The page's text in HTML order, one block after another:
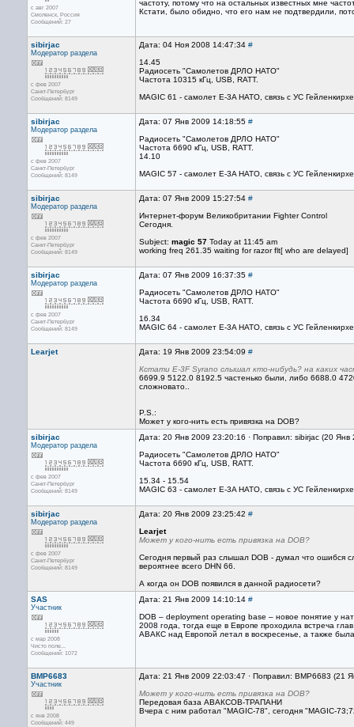
с авг 2007
Смоленск, Россия
Сообщений: 27
частоту, потому что на остальных известных мне
Кстати, было обидно, что его нам не подтвердили,
sibirjac
Модератор раздела
с фев 2007
Санкт-Петербург
Сообщений: 8149
Дата: 04 Ноя 2008 14:47:34 #
14.45
Радиосеть "Самолетов ДРЛО НАТО"
Частота 10315 кГц, USB, RATT.
MAGIC 61 - самолет E-3A НАТО, связь с УС
sibirjac
Модератор раздела
с фев 2007
Санкт-Петербург
Сообщений: 8149
Дата: 07 Янв 2009 14:18:55 #
Радиосеть "Самолетов ДРЛО НАТО"
Частота 6690 кГц, USB, RATT.
14.10
MAGIC 57 - самолет E-3A НАТО, связь с УС
sibirjac
Модератор раздела
с фев 2007
Санкт-Петербург
Сообщений: 8149
Дата: 07 Янв 2009 15:27:54 #
Интернет-форум Великобритании Fighter Control
Сегодня.
Subject: magic 57 Today at 11:45 am
working freq 261.35 waiting for razor flt[ who are delayed]
sibirjac
Модератор раздела
с фев 2007
Санкт-Петербург
Сообщений: 8149
Дата: 07 Янв 2009 16:37:35 #
Радиосеть "Самолетов ДРЛО НАТО"
Частота 6690 кГц, USB, RATT.
16.34
MAGIC 64 - самолет E-3A НАТО, связь с УС
Learjet Дата: 19 Янв 2009 23:54:09 #
Кстати E-3F Syrano слышал кто-нибудь? на каких
6699.9 5122.0 8192.5 частенько были, либо 6688.0
сложновато..
P.S.:
Может у кого-нить есть привязка на DOB?
sibirjac
Модератор раздела
с фев 2007
Санкт-Петербург
Сообщений: 8149
Дата: 20 Янв 2009 23:20:16 · Поправил: sibirjac (20
Радиосеть "Самолетов ДРЛО НАТО"
Частота 6690 кГц, USB, RATT.
15.34 - 15.54
MAGIC 63 - самолет E-3A НАТО, связь с УС
sibirjac
Модератор раздела
с фев 2007
Санкт-Петербург
Сообщений: 8149
Дата: 20 Янв 2009 23:25:42 #
Learjet
Может у кого-нить есть привязка на DOB?
Сегодня первый раз слышал DOB - думал что ошибся
вероятнее всего DHN 66.
А когда он DOB появился в данной радиосети?
SAS
Участник
с мар 2008
Чисто поле...
Сообщений: 1072
Дата: 21 Янв 2009 14:10:14 #
DOB – deployment operating base – новое понятие у
2008 года, тогда еще в Европе проходила встреча
АВАКС над Европой летал в воскресенье, а также
BMP6683
Участник
с янв 2008
Сообщений: 449
Дата: 21 Янв 2009 22:03:47 · Поправил: BMP6683 (21
Может у кого-нить есть привязка на DOB?
Передовая база АВАКСОВ-ТРАПАНИ
Вчера с ним работал "MAGIC-78", сегодня "MAGIC-